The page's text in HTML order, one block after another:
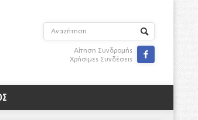
Αίτηση Συνδρομής
Χρήσιμες Συνδέσεις
